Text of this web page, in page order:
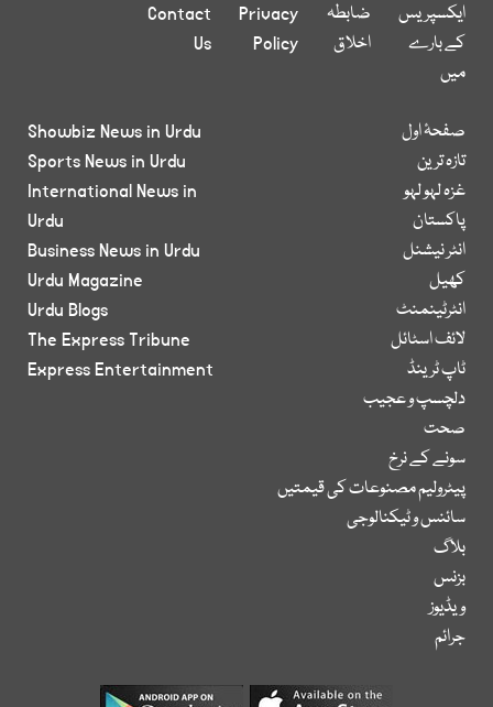
ایکسپریس
کے بارے
میں
ضابطہ
اخلاق
Privacy
Policy
Contact
Us
صفحۂ اول
تازہ ترین
غزہ لہو لہو
پاکستان
انٹر نیشنل
کھیل
انٹرٹینمنٹ
لائف اسٹائل
ٹاپ ٹرینڈ
دلچسپ و عجیب
صحت
سونے کے نرخ
پیٹرولیم مصنوعات کی قیمتیں
سائنس و ٹیکنالوجی
بلاگ
بزنس
ویڈیوز
جرائم
Showbiz News in Urdu
Sports News in Urdu
International News in
Urdu
Business News in Urdu
Urdu Magazine
Urdu Blogs
The Express Tribune
Express Entertainment